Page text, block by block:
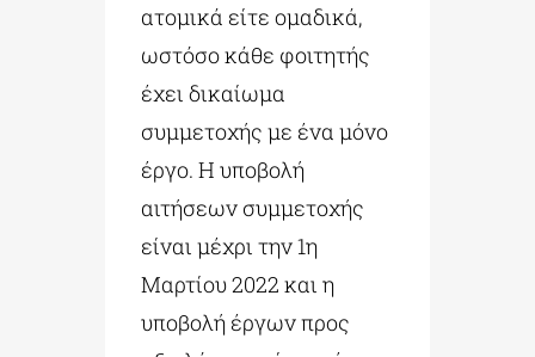
ατομικά είτε ομαδικά,
ωστόσο κάθε φοιτητής
έχει δικαίωμα
συμμετοχής με ένα μόνο
έργο. Η υποβολή
αιτήσεων συμμετοχής
είναι μέχρι την 1η
Μαρτίου 2022 και η
υποβολή έργων προς